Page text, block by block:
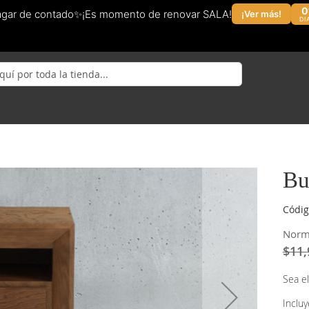
de contado✨¡Es momento de renovar SALA! ¡Ver más!
Sea